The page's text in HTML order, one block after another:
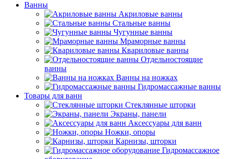
Ванны
Акриловые ванны
Стальные ванны
Чугунные ванны
Мраморные ванны
Квариловые ванны
Отдельностоящие
ванны
Ванны на ножках
Гидромассажные ванны
Товары для ванн
Стеклянные шторки
Экраны, панели
Аксессуары для ванн
Ножки, опоры
Карнизы, шторки
Гидромассажное